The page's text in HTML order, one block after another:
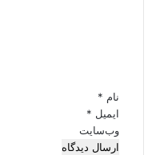
نام *
ایمیل *
وب‌سایت